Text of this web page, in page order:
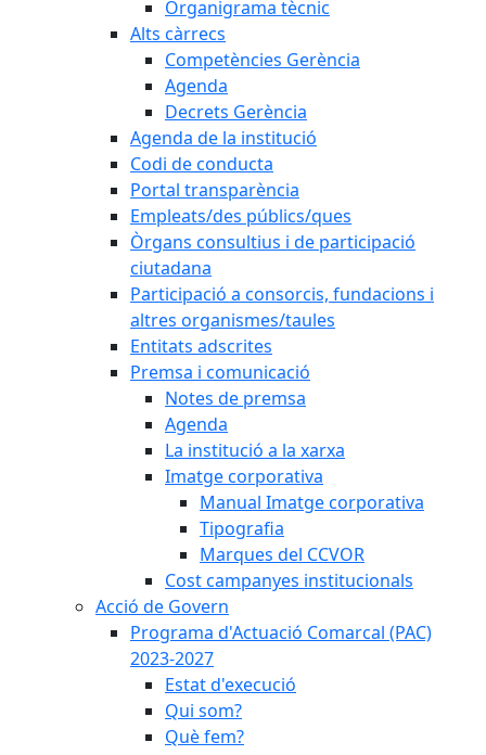
Organigrama tècnic
Alts càrrecs
Competències Gerència
Agenda
Decrets Gerència
Agenda de la institució
Codi de conducta
Portal transparència
Empleats/des públics/ques
Òrgans consultius i de participació
ciutadana
Participació a consorcis, fundacions i
altres organismes/taules
Entitats adscrites
Premsa i comunicació
Notes de premsa
Agenda
La institució a la xarxa
Imatge corporativa
Manual Imatge corporativa
Tipografia
Marques del CCVOR
Cost campanyes institucionals
Acció de Govern
Programa d'Actuació Comarcal (PAC)
2023-2027
Estat d'execució
Qui som?
Què fem?